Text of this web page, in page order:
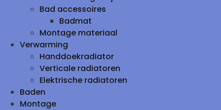
Bad accessoires
Badmat
Montage materiaal
Verwarming
Handdoekradiator
Verticale radiatoren
Elektrische radiatoren
Baden
Montage